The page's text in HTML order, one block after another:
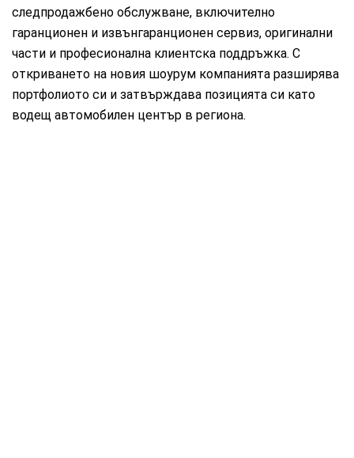
следпродажбено обслужване, включително
гаранционен и извънгаранционен сервиз, оригинални
части и професионална клиентска поддръжка. С
откриването на новия шоурум компанията разширява
портфолиото си и затвърждава позицията си като
водещ автомобилен център в региона.